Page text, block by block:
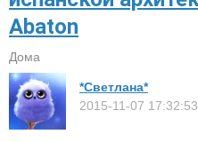
Abaton
Дома
*Светлана*
2015-11-07 17:32:53